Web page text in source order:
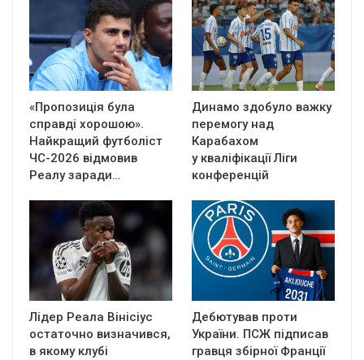
«Пропозиція була
справді хорошою».
Найкращий футболіст
ЧС-2026 відмовив
Реалу заради…
Динамо здобуло важку
перемогу над
Карабахом
у кваліфікації Ліги
конференцій
Лідер Реала Вінісіус
остаточно визначився,
в якому клубі
Дебютував проти
України. ПСЖ підписав
гравця збірної Франції